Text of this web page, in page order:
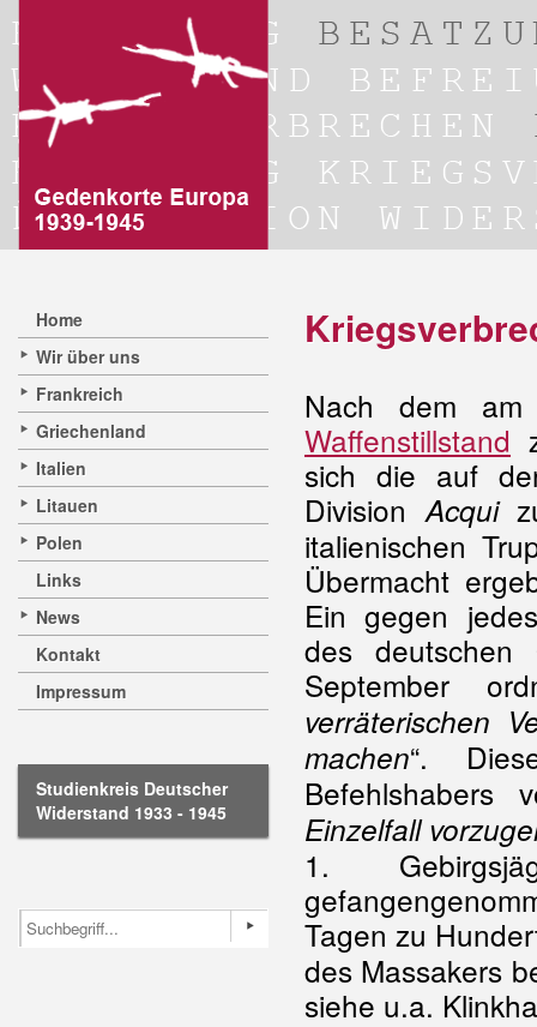
Home
Wir über uns
Frankreich
Griechenland
Italien
Litauen
Polen
Links
News
Kontakt
Impressum
Studienkreis Deutscher
Widerstand 1933 - 1945
Nach dem am
Waffenstillstand
sich die auf
DivisionAcqui
italienischen
Übermacht
Ein gegen
des deutschen
September
verräterischen
machen“.
Befehlshabers
Einzelfall
1.
Tagen zu
des Massakers
siehe u.a.